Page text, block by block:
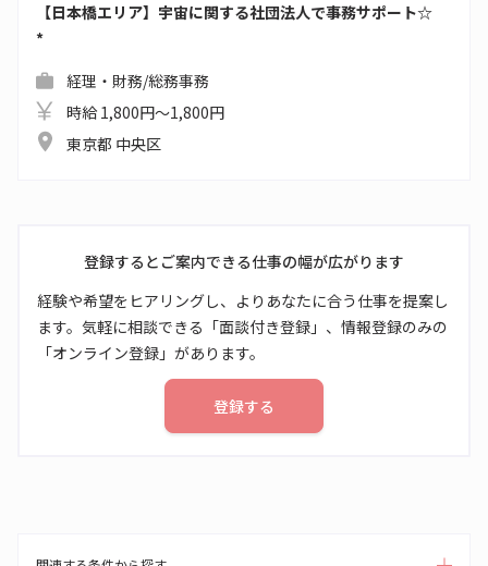
【日本橋エリア】宇宙に関する社団法人で事務サポート☆
*
経理・財務/総務事務
時給 1,800円～1,800円
東京都 中央区
登録するとご案内できる仕事の幅が広がります
経験や希望をヒアリングし、よりあなたに合う仕事を提案し
ます。気軽に相談できる「面談付き登録」、情報登録のみの
「オンライン登録」があります。
登録する